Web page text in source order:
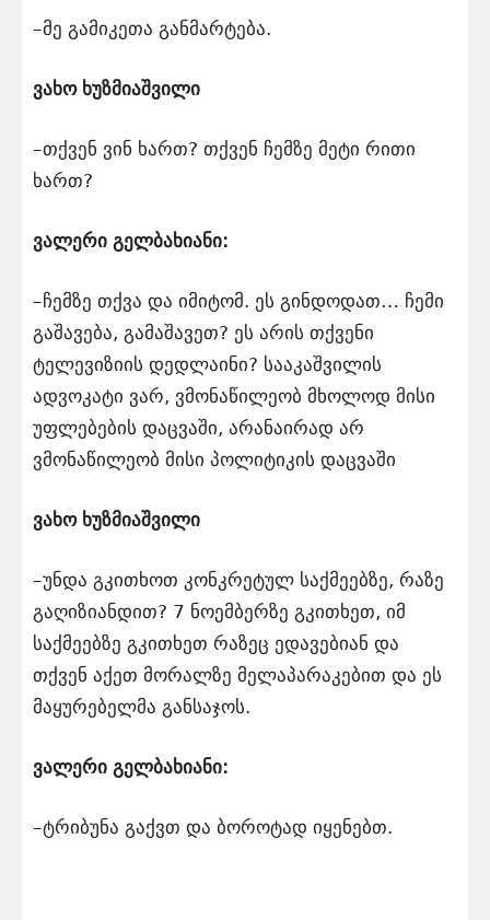
–მე გამიკეთა განმარტება.
ვახო ხუზმიაშვილი
–თქვენ ვინ ხართ? თქვენ ჩემზე მეტი რითი
ხართ?
ვალერი გელბახიანი:
–ჩემზე თქვა და იმიტომ. ეს გინდოდათ… ჩემი
გაშავება, გამაშავეთ? ეს არის თქვენი
ტელევიზიის დედლაინი? სააკაშვილის
ადვოკატი ვარ, ვმონაწილეობ მხოლოდ მისი
უფლებების დაცვაში, არანაირად არ
ვმონაწილეობ მისი პოლიტიკის დაცვაში
ვახო ხუზმიაშვილი
–უნდა გკითხოთ კონკრეტულ საქმეებზე, რაზე
გაღიზიანდით? 7 ნოემბერზე გკითხეთ, იმ
საქმეებზე გკითხეთ რაზეც ედავებიან და
თქვენ აქეთ მორალზე მელაპარაკებით და ეს
მაყურებელმა განსაჯოს.
ვალერი გელბახიანი:
–ტრიბუნა გაქვთ და ბოროტად იყენებთ.